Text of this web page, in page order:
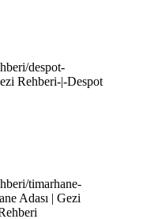
despot-
Rehberi-|-Despot
timarhane-
Adası | Gezi